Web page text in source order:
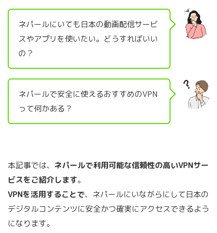
ネパールにいても日本の動画配信サービ
スやアプリを使いたい。どうすればいい
の？
ネパールで安全に使えるおすすめのVPN
って何かある？
本記事では、 ネパールで利用可能な信頼性の高いVPNサー
ビスをご紹介します。
VPNを活用することで、ネパールにいながらにして日本の
デジタルコンテンツに安全かつ確実にアクセスできるよう
になります。